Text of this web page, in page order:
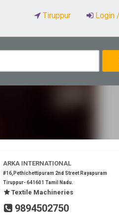
Tiruppur Login
ARKA INTERNATIONAL
#16,Pethichettipuram 2nd Street Rayapuram
Tiruppur- 641601 Tamil Nadu.
Textile Machineries
9894502750